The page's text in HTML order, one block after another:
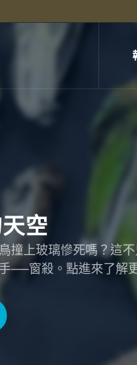
空
撞上玻璃慘死嗎？這不
──窗殺。點進來了解